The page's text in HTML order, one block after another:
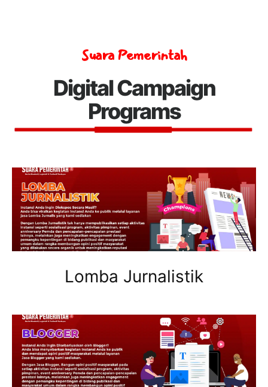
Suara Pemerintah
Digital Campaign
Programs
Lomba Jurnalistik